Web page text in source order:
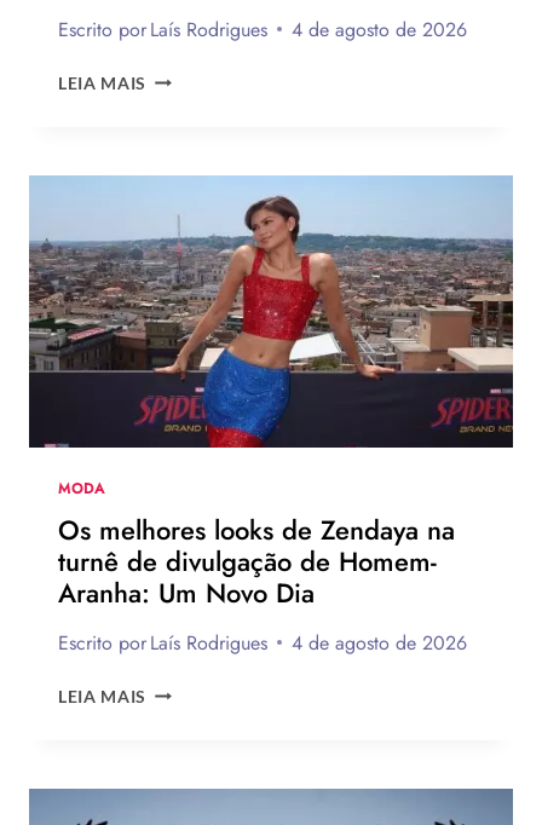
Escrito porLaís Rodrigues 4 de agosto de 2026
LEIA MAIS ROSÉ
ESTRELA
CAMPANHA
DA
LEVI’S
AO
LADO
DE
JOGADOR
DA
NBA
MODA
Os melhores looks de Zendaya na
turnê de divulgação de Homem-
Aranha: Um Novo Dia
Escrito porLaís Rodrigues 4 de agosto de 2026
LEIA MAIS OS
ZENDAYA